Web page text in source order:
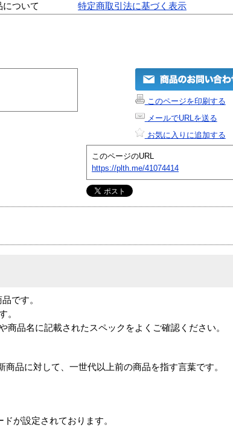
について
特定商取引法に基づく表示
このページを印刷する
メールでURLを送る
お気に入りに追加する
このページのURL
https://plth.me/41074414
です。
。
商品名に記載されたスペックをよくご確認ください。
品に対して、一世代以上前の商品を指す言葉です。
が設定されております。